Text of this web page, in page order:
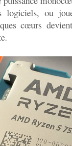
logiciels, ou
cœurs